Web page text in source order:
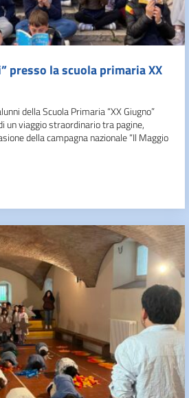
presso la scuola primaria XX
della Scuola Primaria “XX Giugno”
un viaggio straordinario tra pagine,
della campagna nazionale “Il Maggio